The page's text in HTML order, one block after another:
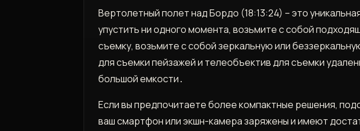
Вертолетный полет над Бордо (18:13:24) – это
упустить ни одного момента, возьмите с собой
съемку, возьмите с собой зеркальную или
для съемки пейзажей и телеобъектив для съемки
большой емкости․
Если вы предпочитаете более компактные решения,
ваш смартфон или экшн-камера заряжены и имеют